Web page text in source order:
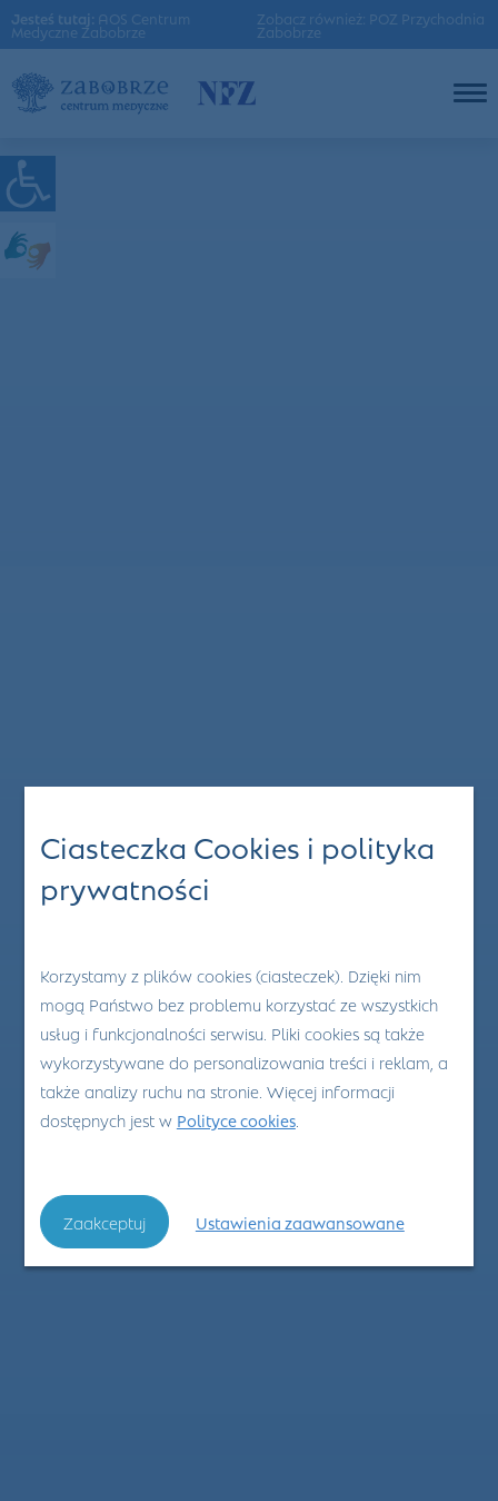
Jesteś tutaj: AOS Centrum
Medyczne Zabobrze
Zobacz również: POZ Przychodnia
Zabobrze
Ciasteczka Cookies i polityka
prywatności
Korzystamy z plików cookies (ciasteczek). Dzięki nim
mogą Państwo bez problemu korzystać ze wszystkich
usług i funkcjonalności serwisu. Pliki cookies są także
wykorzystywane do personalizowania treści i reklam, a
także analizy ruchu na stronie. Więcej informacji
dostępnych jest w Polityce cookies.
Zaakceptuj Ustawienia zaawansowane